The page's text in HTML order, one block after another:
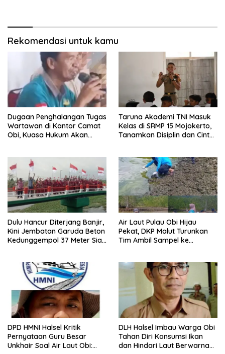
Rekomendasi untuk kamu
Dugaan Penghalangan Tugas
Wartawan di Kantor Camat
Obi, Kuasa Hukum Akan
Taruna Akademi TNI Masuk
Kelas di SRMP 15 Mojokerto,
Tanamkan Disiplin dan Cinta
Dulu Hancur Diterjang Banjir,
Kini Jembatan Garuda Beton
Kedunggempol 37 Meter Siap
Air Laut Pulau Obi Hijau
Pekat, DKP Malut Turunkan
Tim Ambil Sampel ke
DPD HMNI Halsel Kritik
Pernyataan Guru Besar
Unkhair Soal Air Laut Obi:
DLH Halsel Imbau Warga Obi
Tahan Diri Konsumsi Ikan
dan Hindari Laut Berwarna